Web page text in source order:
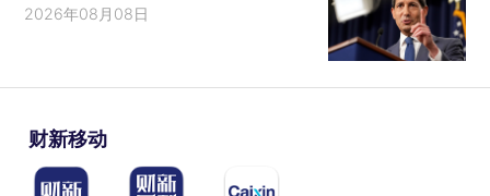
2026年08月08日
财新移动